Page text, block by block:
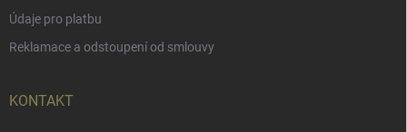
Údaje pro platbu
Reklamace a odstoupení od smlouvy
KONTAKT